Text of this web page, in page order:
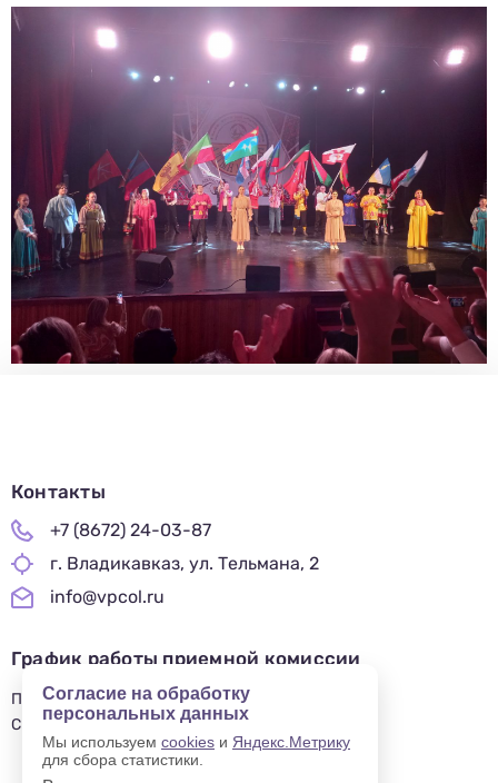
отношении обработки персональных данных.
Контакты
+7 (8672) 24-03-87
г. Владикавказ, ул. Тельмана, 2
info@vpcol.ru
График работы приемной комиссии
ПН-ПТ 09:00-17:00
СБ-ВС — ВЫХОДНОЙ
Согласие на обработку
персональных данных
Мы используем cookies и Яндекс.Метрику
для сбора статистики.